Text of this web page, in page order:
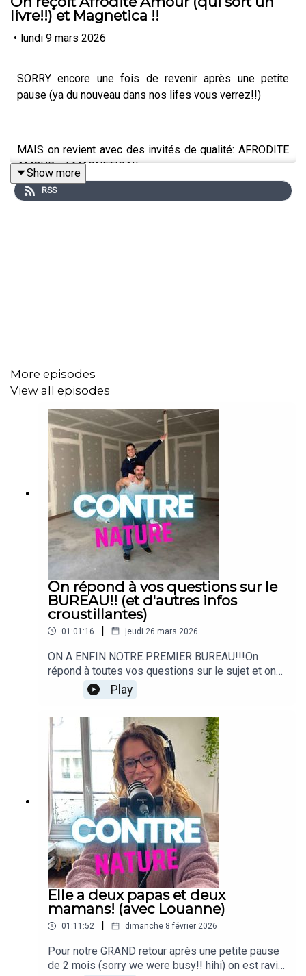
livre!!) et Magnetica !!
• lundi 9 mars 2026
SORRY encore une fois de revenir après une petite
pause (ya du nouveau dans nos lifes vous verrez!!)
MAIS on revient avec des invités de qualité: AFRODITE
AMOUR, et MAGNETICA!!
BONNE ÉCOUT-AAAN!
Show more
RSS
More episodes
View all episodes
On répond à vos questions sur le
BUREAU!! (et d'autres infos
croustillantes)
01:01:16 | jeudi 26 mars 2026
ON A ENFIN NOTRE PREMIER BUREAU!!!On
répond à toutes vos questions sur le sujet et on
réagit à vos propositions de noms (très
créatives, faut le dire!!)Mais on parle aussi des
concerts qu'on a vu dernièrement, de télé, la
Réunion et plus ;)BONNE ÉCOUT-AAAN!!
Play
Elle a deux papas et deux
mamans! (avec Louanne)
01:11:52 | dimanche 8 février 2026
Pour notre GRAND retour après une petite pause
de 2 mois (sorry we were busy!! hihi) on est ravi